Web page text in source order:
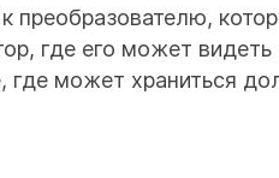
преобразователю,
где его может
может храниться